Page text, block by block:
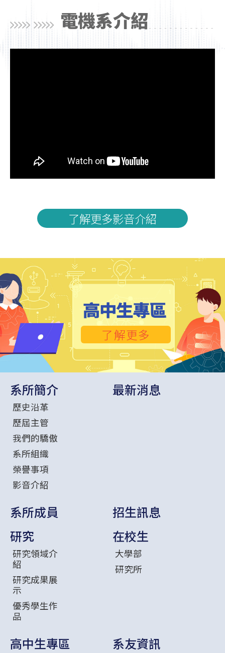
電機系介紹
了解更多影音介紹
了解更多
系所簡介
歷史沿革
歷屆主管
我們的驕傲
系所組織
榮譽事項
影音介紹
最新消息
系所成員
招生訊息
研究
研究領域介
紹
研究成果展
示
優秀學生作
品
在校生
大學部
研究所
高中生專區 系友資訊